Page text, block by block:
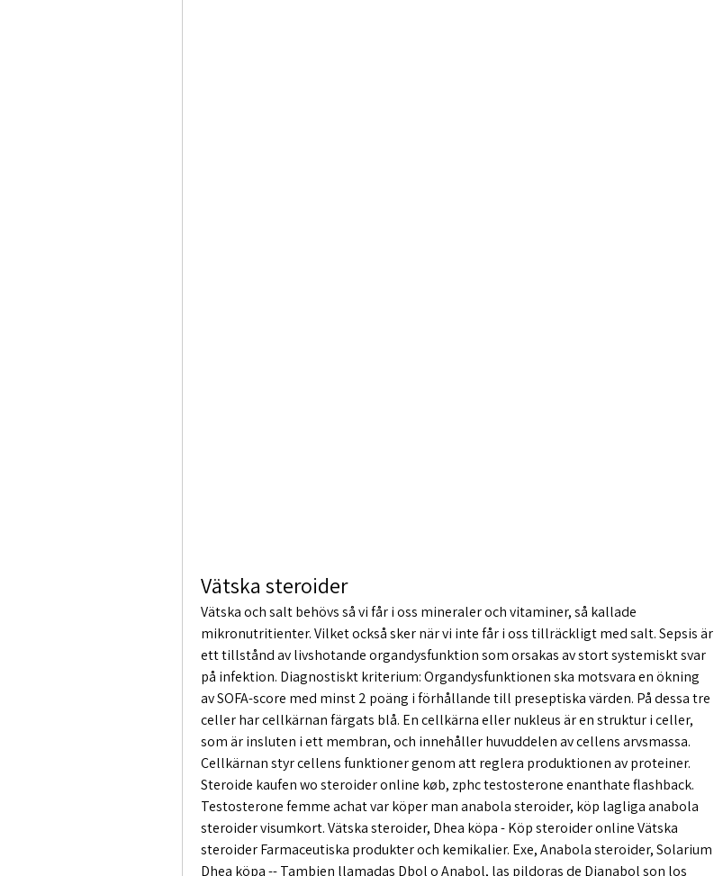
Vätska steroider
Vätska och salt behövs så vi får i oss mineraler och vitaminer, så kallade
mikronutritienter. Vilket också sker när vi inte får i oss tillräckligt med salt. Sepsis är
ett tillstånd av livshotande organdysfunktion som orsakas av stort systemiskt svar
på infektion. Diagnostiskt kriterium: Organdysfunktionen ska motsvara en ökning
av SOFA-score med minst 2 poäng i förhållande till preseptiska värden. På dessa tre
celler har cellkärnan färgats blå. En cellkärna eller nukleus är en struktur i celler,
som är insluten i ett membran, och innehåller huvuddelen av cellens arvsmassa.
Cellkärnan styr cellens funktioner genom att reglera produktionen av proteiner.
Steroide kaufen wo steroider online køb, zphc testosterone enanthate flashback.
Testosterone femme achat var köper man anabola steroider, köp lagliga anabola
steroider visumkort. Vätska steroider, Dhea köpa - Köp steroider online Vätska
steroider Farmaceutiska produkter och kemikalier. Exe, Anabola steroider, Solarium
Dhea köpa -- Tambien llamadas Dbol o Anabol, las pildoras de Dianabol son los